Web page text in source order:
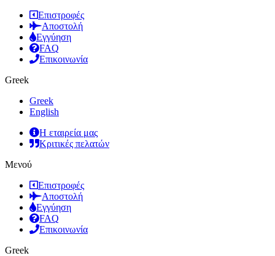
Επιστροφές
Αποστολή
Εγγύηση
FAQ
Επικοινωνία
Greek
Greek
English
Η εταιρεία μας
Κριτικές πελατών
Μενού
Επιστροφές
Αποστολή
Εγγύηση
FAQ
Επικοινωνία
Greek